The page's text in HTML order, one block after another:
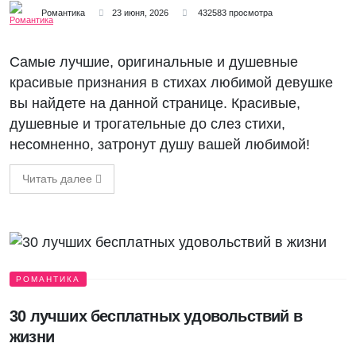
Романтика 23 июня, 2026 432583 просмотра
Самые лучшие, оригинальные и душевные
красивые признания в стихах любимой девушке
вы найдете на данной странице. Красивые,
душевные и трогательные до слез стихи,
несомненно, затронут душу вашей любимой!
Читать далее
РОМАНТИКА
30 лучших бесплатных удовольствий в
жизни